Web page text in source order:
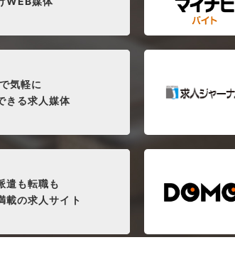
気軽に
きる求人媒体
遣も転職も
載の求人サイト